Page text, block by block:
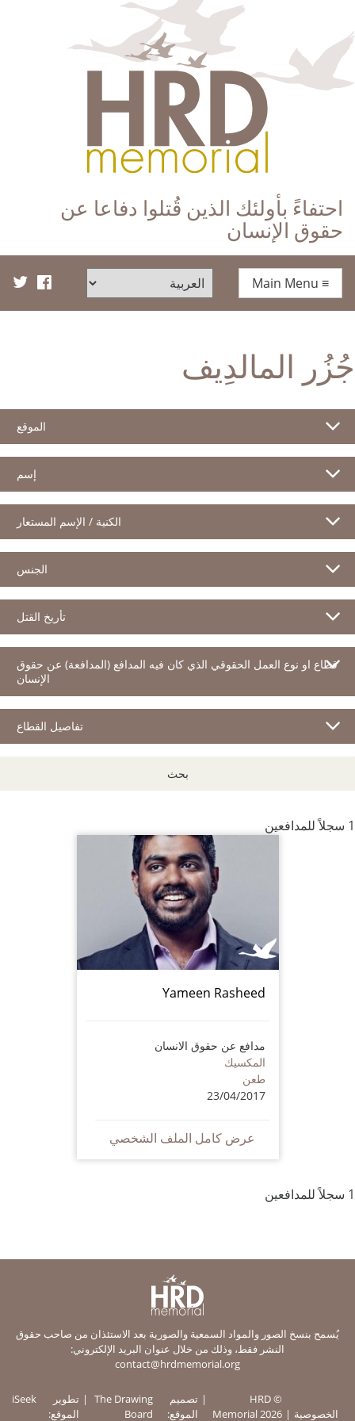
HRD Memorial – العَرَبِيَّة‎‎
احتفاءً بأولئك الذين قُتلوا دفاعا عن
حقوق الإنسان
≡
جُزُر المالدِيف
الموقع
إسم
الكنية / الإسم المستعار
الجنس
تأريخ القتل
قطاع او نوع العمل الحقوقي الذي كان فيه المدافع (المدافعة) عن حقوق
الإنسان
تفاصيل القطاع
بحث
1 سجلاً للمدافعين
Yameen Rasheed
مدافع عن حقوق الانسان
المكسيك
طعن
23/04/2017
عرض كامل الملف الشخصي
1 سجلاً للمدافعين
يُسمح بنسخ الصور والمواد السمعية والصورية بعد الاستئذان من صاحب حقوق
النشر فقط، وذلك من خلال عنوان البريد الإلكتروني:
contact@hrdmemorial.org
الخصوصية
© HRD
Memorial 2026
تصميم
الموقع:
The Drawing
Board
تطوير
الموقع:
iSeek